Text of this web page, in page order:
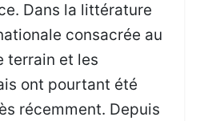
Dans la littérature
consacrée au
terrain et les
ont pourtant été
récemment. Depuis